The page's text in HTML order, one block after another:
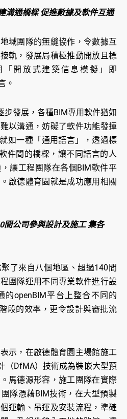
溝通橋樑 促進數據及軟件互通
域團隊的無縫協作，令數據互
軌，發展局積極推動開放且標
開放式建築信息模擬」即
。
步發展，各種BIM專用軟件猶如
以溝通，妨礙了軟件功能發揮
如一種「通用語言」，透過標
件間的橋樑，讓不同語言的人
讓工程團隊在各個BIM軟件平
啟德體育園就是成功應用相關
間公司參與設計及施工 集各
了來自八個地區、超過140間
團隊運用不同專業軟件進行設
的openBIM平台上整合不同的
段的效率，更令設計與審批流
示，在啟德體育園主場館施工
（DfMA）技術成為裝嵌大型預
馬德源形容，施工團隊在實際
隊憑藉BIM技術，在大型預製
運輸、吊運及安裝流程，準確